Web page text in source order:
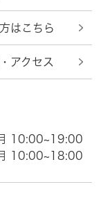
はこちら
アクセス
10:00~19:00
10:00~18:00